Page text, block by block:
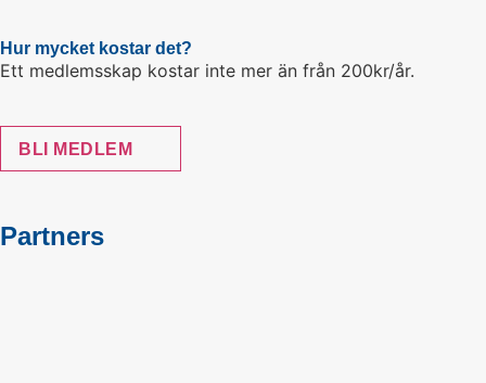
Hur mycket kostar det?
Ett medlemsskap kostar inte mer än från 200kr/år.
BLI MEDLEM
Partners